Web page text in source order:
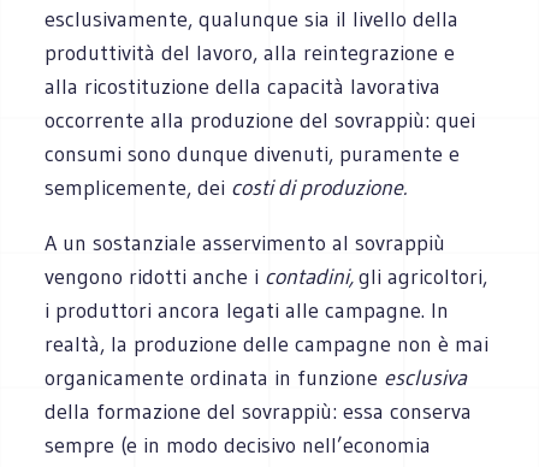
esclusivamente, qualunque sia il livello della
produttività del lavoro, alla reintegrazione e
alla ricostituzione della capacità lavorativa
occorrente alla produzione del sovrappiù: quei
consumi sono dunque divenuti, puramente e
semplicemente, dei costi di produzione.
A un sostanziale asservimento al sovrappiù
vengono ridotti anche i contadini,gli agricoltori,
i produttori ancora legati alle campagne. In
realtà, la produzione delle campagne non è mai
organicamente ordinata in funzione esclusiva
della formazione del sovrappiù: essa conserva
sempre (e in modo decisivo nell’economia